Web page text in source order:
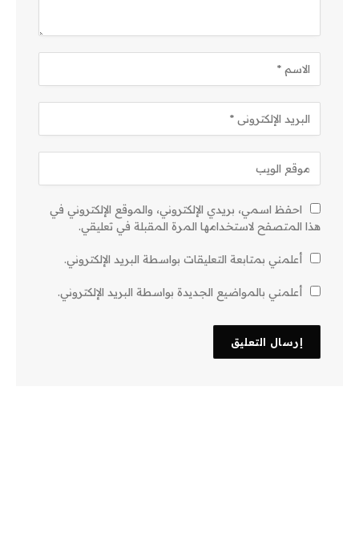
احفظ اسمي، بريدي الإلكتروني، والموقع الإلكتروني في
هذا المتصفح لاستخدامها المرة المقبلة في تعليقي.
أعلمني بمتابعة التعليقات بواسطة البريد الإلكتروني.
أعلمني بالمواضيع الجديدة بواسطة البريد الإلكتروني.